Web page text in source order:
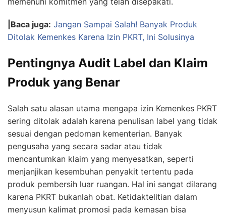
|Baca juga: Jangan Sampai Salah! Banyak Produk
Ditolak Kemenkes Karena Izin PKRT, Ini Solusinya
Pentingnya Audit Label dan Klaim
Produk yang Benar
Salah satu alasan utama mengapa izin Kemenkes PKRT
sering ditolak adalah karena penulisan label yang tidak
sesuai dengan pedoman kementerian. Banyak
pengusaha yang secara sadar atau tidak
mencantumkan klaim yang menyesatkan, seperti
menjanjikan kesembuhan penyakit tertentu pada
produk pembersih luar ruangan. Hal ini sangat dilarang
karena PKRT bukanlah obat. Ketidaktelitian dalam
menyusun kalimat promosi pada kemasan bisa